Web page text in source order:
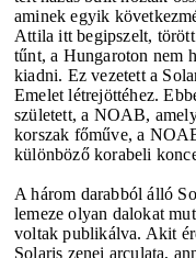
aminek egyik
Attila itt begipszelt,
tűnt, a Hungaroton nem
kiadni. Ez vezetett a
Emelet létrejöttéhez.
született, a NOAB,
korszak főműve, a
különböző korabeli
A három darabból álló
lemeze olyan dalokat
voltak publikálva. Akit
Solaris zenei arculata,